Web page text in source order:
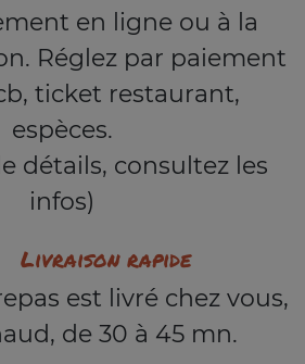
en ligne ou à la
Réglez par paiement
ticket restaurant,
espèces.
détails, consultez les
infos)
Livraison rapide
est livré chez vous,
de 30 à 45 mn.